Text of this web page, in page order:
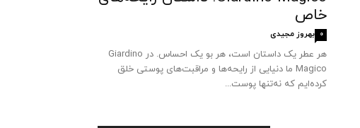
خاص
بهروز مجیدی 0
هر عطر یک داستان است، هر بو یک احساس. در Giardino
Magico ما دنیایی از رایحه‌ها و مراقبت‌های پوستی خلق
کرده‌ایم که نه‌تنها پوست...